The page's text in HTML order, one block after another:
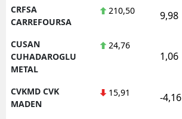
CRFSA
CARREFOURSA
210,50 9,98
CUSAN
CUHADAROGLU
METAL
24,76
1,06
CVKMD CVK
MADEN
15,91 -4,16